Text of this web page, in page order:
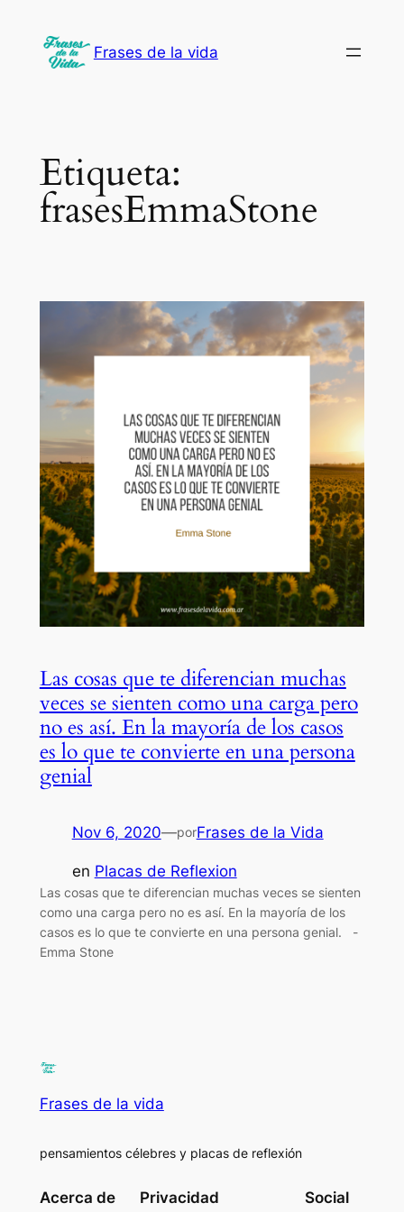
contenido
Frases de la vida
Etiqueta:
frasesEmmaStone
Las cosas que te diferencian muchas
veces se sienten como una carga pero
no es así. En la mayoría de los casos
es lo que te convierte en una persona
genial
Nov 6, 2020—porFrases de la Vida
en Placas de Reflexion
Las cosas que te diferencian muchas veces se sienten
como una carga pero no es así. En la mayoría de los
casos es lo que te convierte en una persona genial. -
Emma Stone
Frases de la vida
pensamientos célebres y placas de reflexión
Acerca de Privacidad Social